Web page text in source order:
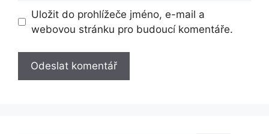
Uložit do prohlížeče jméno, e-mail a
webovou stránku pro budoucí komentáře.